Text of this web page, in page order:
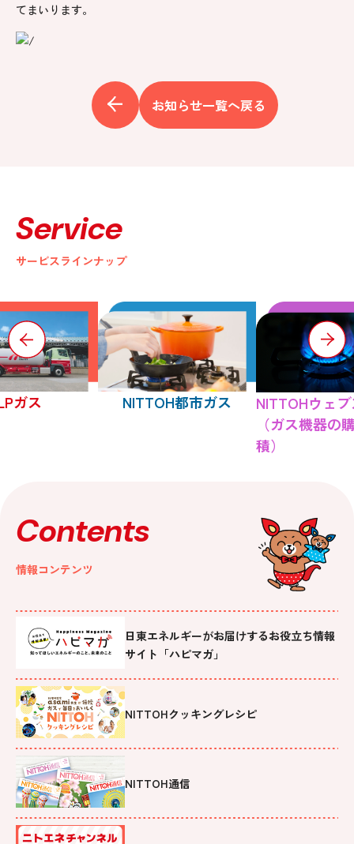
てまいります。
お知らせ一覧へ戻る
Service
サービスラインナップ
ガス NITTOH都市ガス
NITTOHウェ
（ガス機器の
積）
Contents
情報コンテンツ
日東エネルギーがお届けするお役立ち情報
サイト「ハピマガ」
NITTOHクッキングレシピ
NITTOH通信